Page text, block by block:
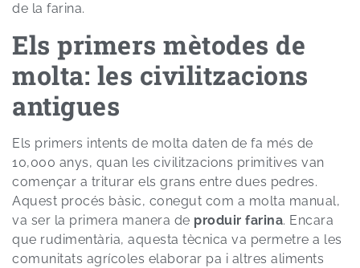
de la farina.
Els primers mètodes de
molta: les civilitzacions
antigues
Els primers intents de molta daten de fa més de
10,000 anys, quan les civilitzacions primitives van
començar a triturar els grans entre dues pedres.
Aquest procés bàsic, conegut com a molta manual,
va ser la primera manera de produir farina. Encara
que rudimentària, aquesta tècnica va permetre a les
comunitats agrícoles elaborar pa i altres aliments